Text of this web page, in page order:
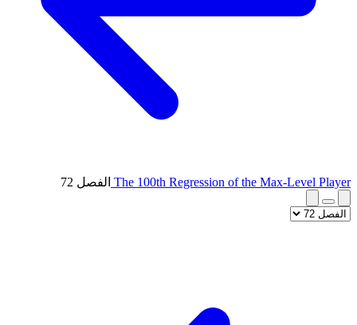
The 100th Regression of the Max-Level Player الفصل 72